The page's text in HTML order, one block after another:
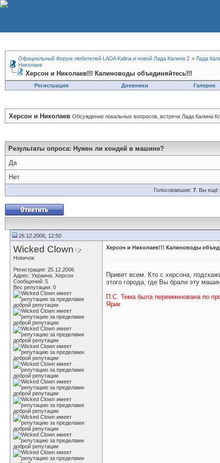
Официальный Форум любителей LADA Kalina и новой Лада Калина 2 > Лада
Николаев
Херсон и Николаев!!! Калиноводы объединяйтесь!!!
Регистрация Дневники Галерея
Херсон и Николаев Обсуждение локальных вопросов, встречи Лада Калина
Результаты опроса: Нужен ли кондей в машине?
Да
Нет
Голосовавшие: 7 . Вы ещё
26.12.2006, 12:50
Wicked Clown
Новичок
Регистрация: 25.12.2006
Адрес: Украина. Херсон
Сообщений: 5
Вес репутации: 0
Херсон и Николаев!!! Калиноводы
Привет всем. Кто с херсона,
этого города, где Вы брали эту
П.С. Тема была переименована по
Ярик